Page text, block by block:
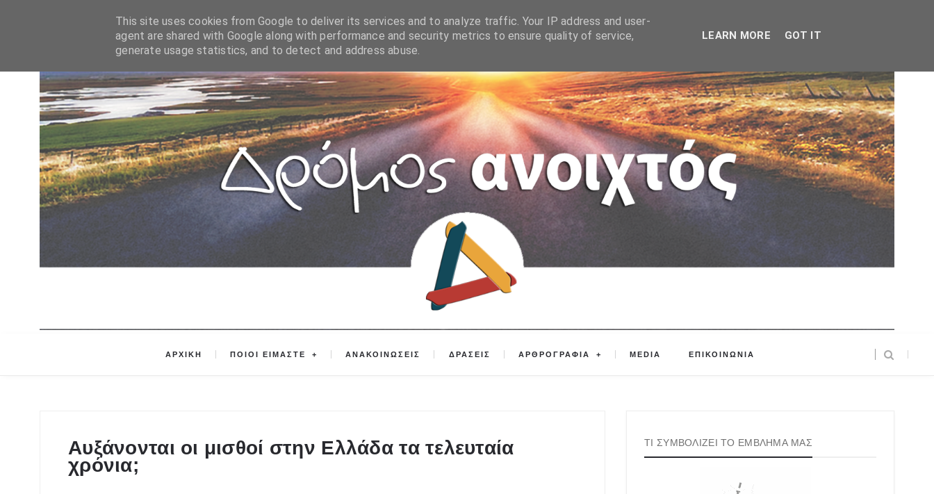
ΑΡΧΙΚΗ ΠΟΙΟΙ ΕΙΜΑΣΤΕ ΑΝΑΚΟΙΝΩΣΕΙΣ ΔΡΑΣΕΙΣ ΑΡΘΡΟΓΡΑΦΙΑ MEDIA ΕΠΙΚΟΙΝΩΝΙΑ
Αυξάνονται οι μισθοί στην Ελλάδα τα τελευταία
χρόνια;
ΤΙ ΣΥΜΒΟΛΙΖΕΙ ΤΟ ΕΜΒΛΗΜΑ ΜΑΣ
This site uses cookies from Google to deliver its services and to analyze traffic. Your IP address and user-
agent are shared with Google along with performance and security metrics to ensure quality of service,
generate usage statistics, and to detect and address abuse.
LEARN MORE GOT IT